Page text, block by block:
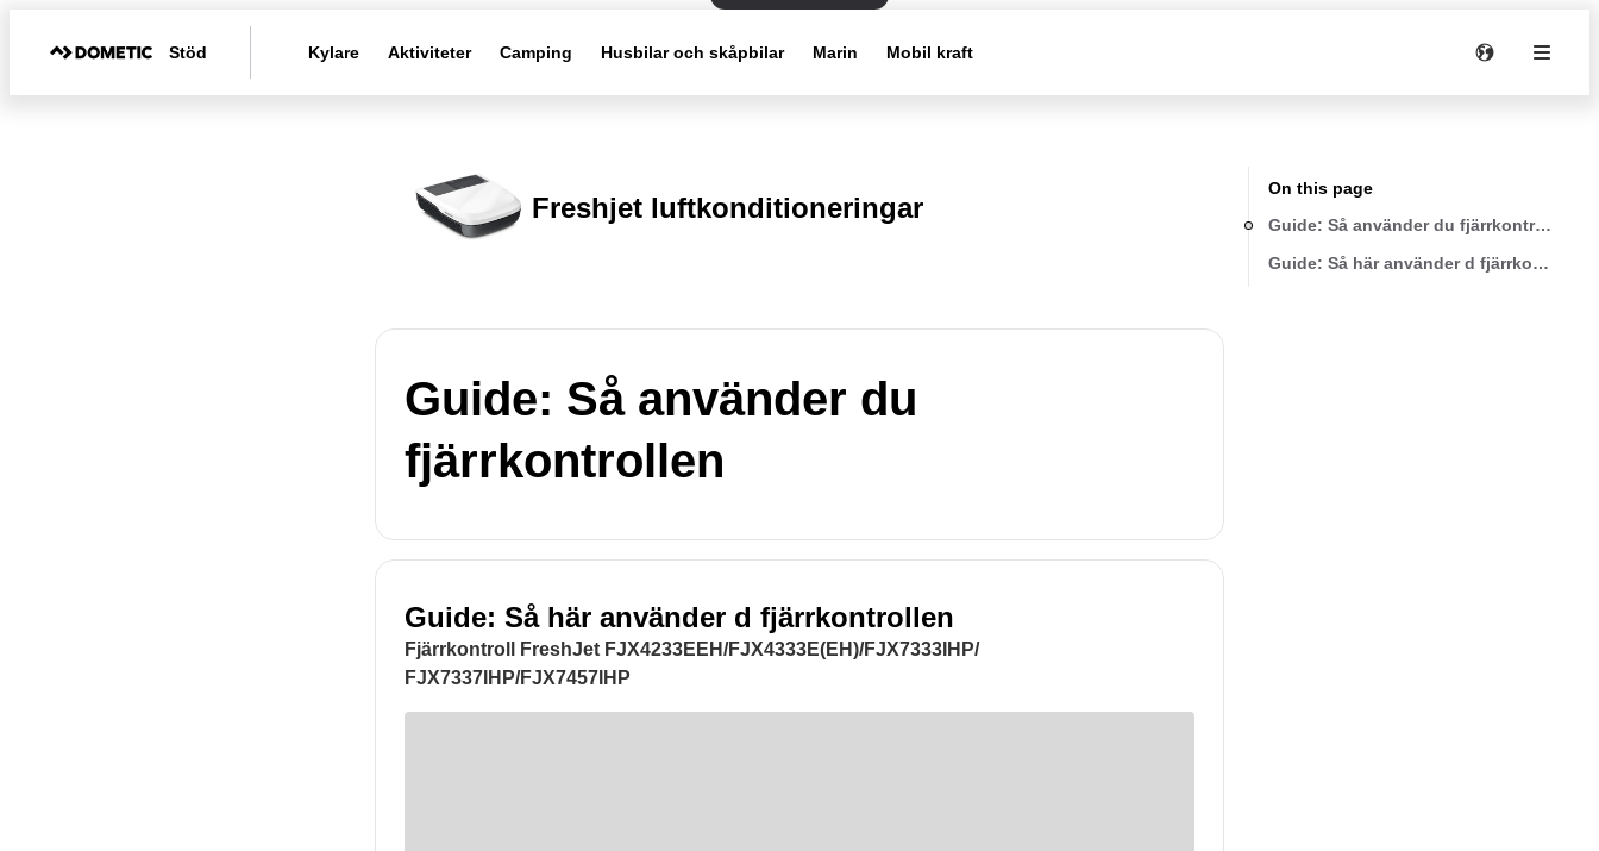
Stöd Kylare Aktiviteter Camping Husbilar och skåpbilar Marin Mobil kraft
Freshjet luftkonditioneringar
Guide: Så använder du
fjärrkontrollen
Guide: Så här använder d fjärrkontrollen
Fjärrkontroll FreshJet FJX4233EEH/FJX4333E(EH)/FJX7333IHP/
FJX7337IHP/FJX7457IHP
On this page
Guide: Så använder du fjärrkontrollen
Guide: Så här använder d fjärrkontrollen